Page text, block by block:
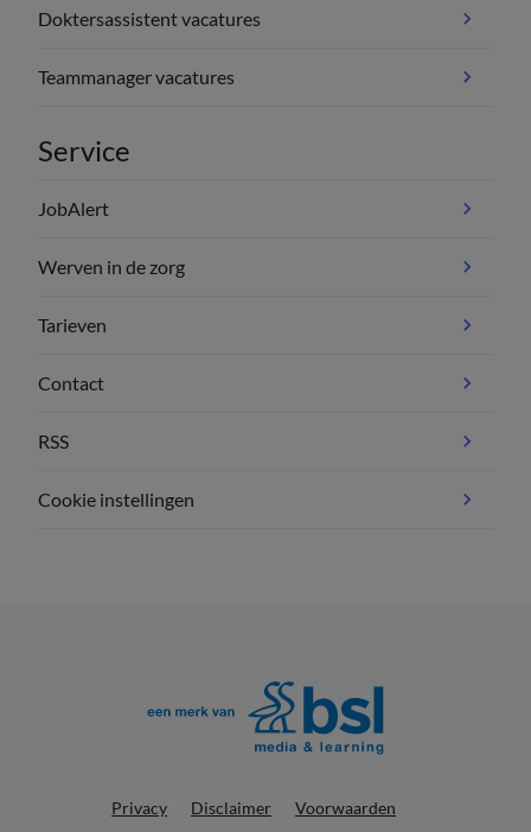
Doktersassistent vacatures
Teammanager vacatures
Service
JobAlert
Werven in de zorg
Tarieven
Contact
RSS
Cookie instellingen
Privacy Disclaimer Voorwaarden